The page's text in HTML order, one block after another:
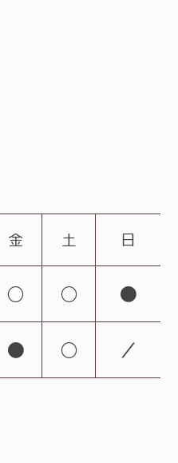
金 土 日
○ ○ ●
● ○ ／